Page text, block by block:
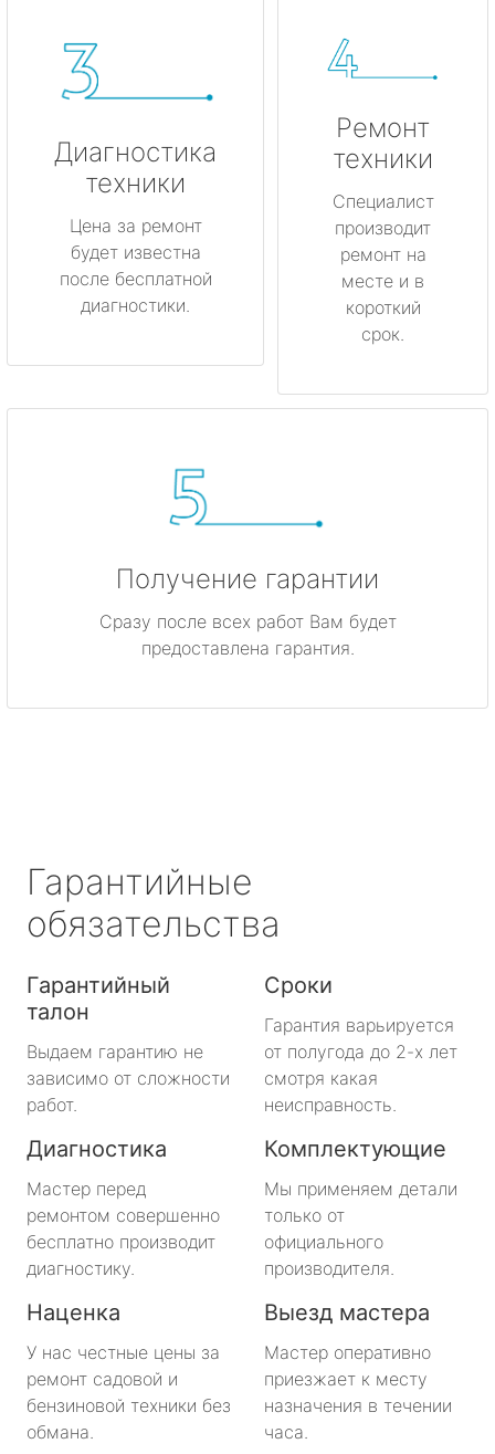
Диагностика
техники
Цена за ремонт
будет известна
после бесплатной
диагностики.
Ремонт
техники
Специалист
производит
ремонт на
месте и в
короткий
срок.
Получение гарантии
Сразу после всех работ Вам будет
предоставлена гарантия.
Гарантийные
обязательства
Гарантийный
талон
Выдаем гарантию не
зависимо от сложности
работ.
Сроки
Гарантия варьируется
от полугода до 2-х лет
смотря какая
неисправность.
Диагностика
Мастер перед
ремонтом совершенно
бесплатно производит
диагностику.
Комплектующие
Мы применяем детали
только от
официального
производителя.
Наценка
У нас честные цены за
ремонт садовой и
бензиновой техники без
обмана.
Выезд мастера
Мастер оперативно
приезжает к месту
назначения в течении
часа.